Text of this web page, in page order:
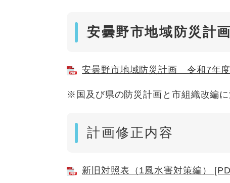
安曇野市地域防災計画
安曇野市地域防災計画 令和7年
※国及び県の防災計画と市組織改編に
計画修正内容
新旧対照表（1風水害対策編）